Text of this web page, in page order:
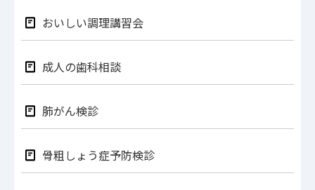
おいしい調理講習会
成人の歯科相談
肺がん検診
骨粗しょう症予防検診